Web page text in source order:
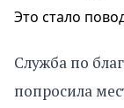
Это стало
Служба по
попросила